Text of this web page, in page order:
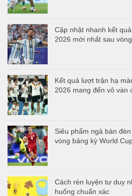
Cập nhật nhanh kết
2026 mới nhất sau
Kết quả lượt trận hạ
2026 mang đến vô vàn
Siêu phẩm ngả bàn
vòng bảng kỳ World
Cách rèn luyện tư duy
huống chuẩn xác